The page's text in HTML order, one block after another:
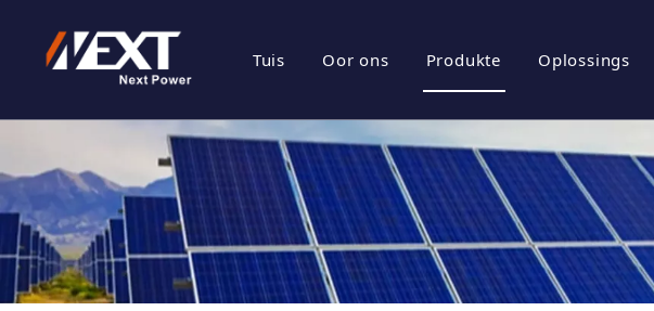
Tuis Oor ons
Maatskappy Kultuur
Sertifikaat Eer
Maatskappy Styl
Produkte
Fotovoltaïese
Fotovoltaïese stelsel
Oplossings